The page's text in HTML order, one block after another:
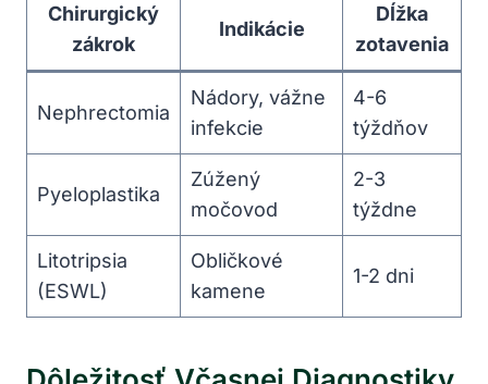
Chirurgický
zákrok
Indikácie
Dĺžka
zotavenia
Nephrectomia
Nádory, vážne
infekcie
4-6
týždňov
Pyeloplastika
Zúžený
močovod
2-3
týždne
Litotripsia
(ESWL)
Obličkové
kamene
1-2 dni